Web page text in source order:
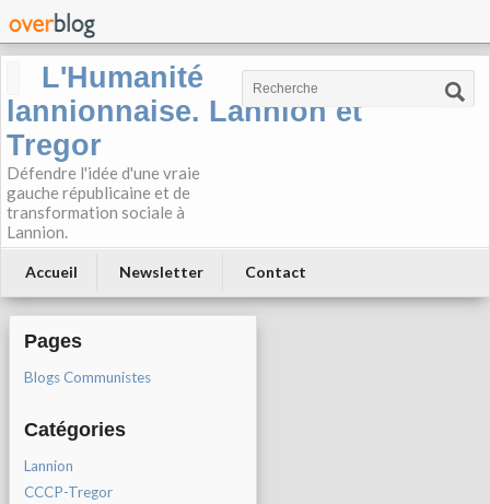
L'Humanité
lannionnaise. Lannion et
Tregor
Défendre l'idée d'une vraie
gauche républicaine et de
transformation sociale à
Lannion.
Accueil Newsletter Contact
Pages
Blogs Communistes
Catégories
Lannion
CCCP-Tregor